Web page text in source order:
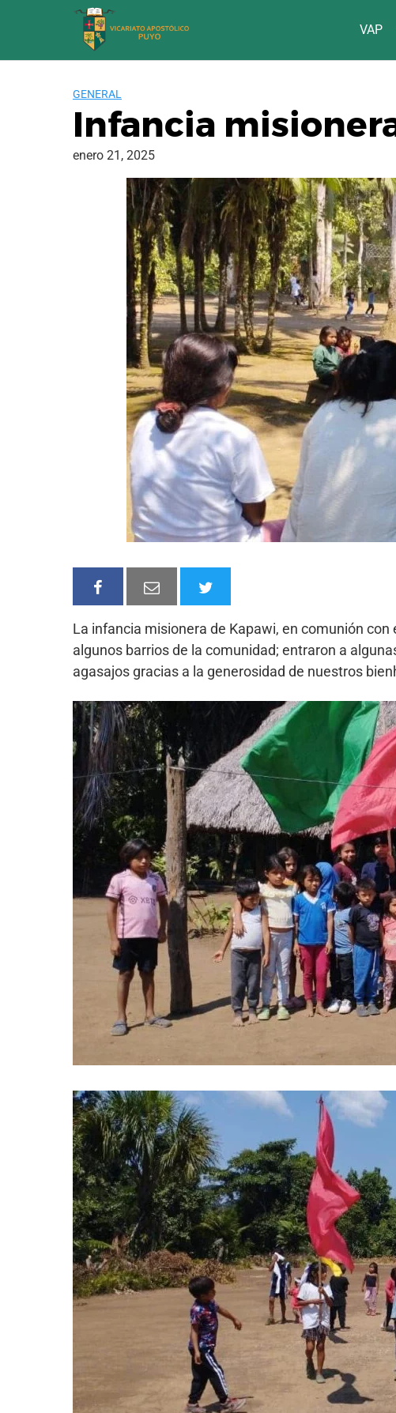
VAP
GENERAL
Infancia
enero 21, 2025
La infancia misionera de Kapawi, en comunión
algunos barrios de la comunidad; entraron a
agasajos gracias a la generosidad de nuestros